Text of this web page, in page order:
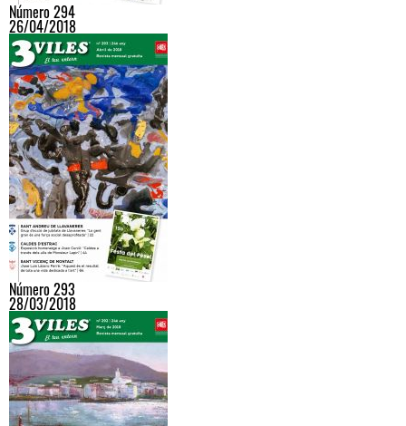
Número 294
26/04/2018
Número 293
28/03/2018